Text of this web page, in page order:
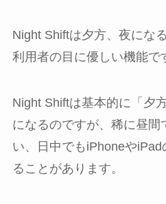
Night Shiftは夕方、夜にな
利用者の目に優しい機能で
Night Shiftは基本的に「夕
になるのですが、稀に昼間
い、日中でもiPhoneやiPad
ることがあります。